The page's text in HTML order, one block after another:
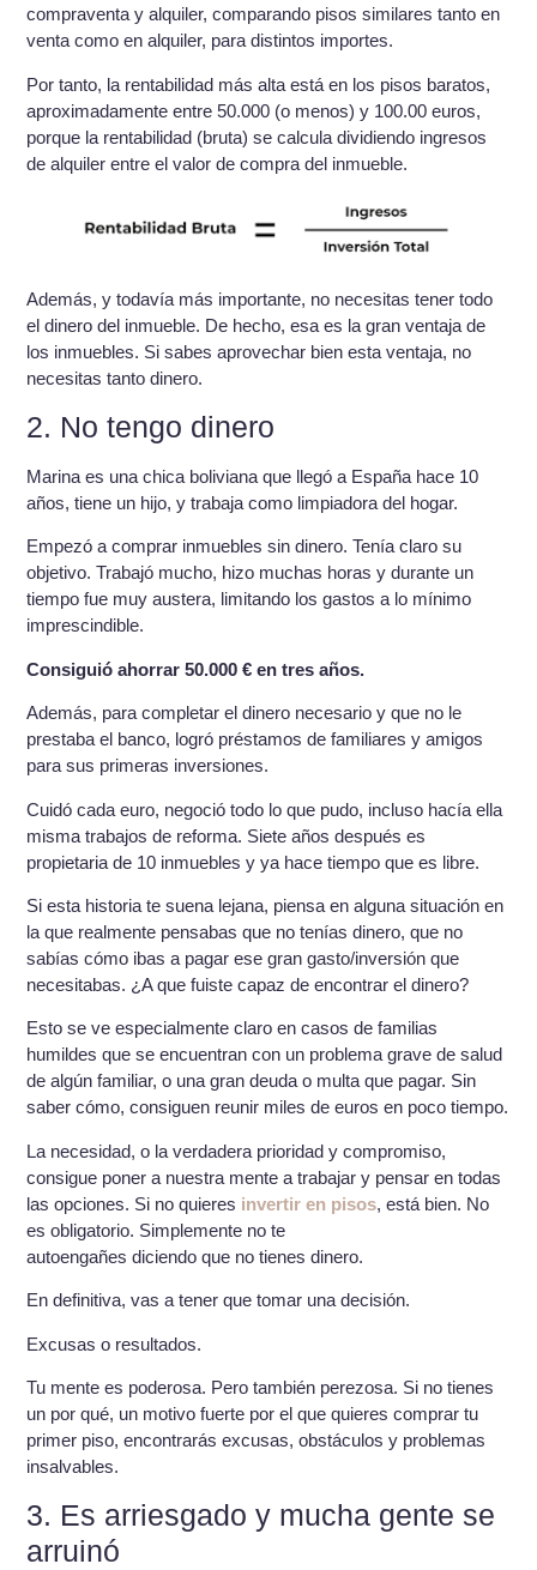
compraventa y alquiler, comparando pisos similares tanto en
venta como en alquiler, para distintos importes.
Por tanto, la rentabilidad más alta está en los pisos baratos,
aproximadamente entre 50.000 (o menos) y 100.00 euros,
porque la rentabilidad (bruta) se calcula dividiendo ingresos
de alquiler entre el valor de compra del inmueble.
Además, y todavía más importante, no necesitas tener todo
el dinero del inmueble. De hecho, esa es la gran ventaja de
los inmuebles. Si sabes aprovechar bien esta ventaja, no
necesitas tanto dinero.
2. No tengo dinero
Marina es una chica boliviana que llegó a España hace 10
años, tiene un hijo, y trabaja como limpiadora del hogar.
Empezó a comprar inmuebles sin dinero. Tenía claro su
objetivo. Trabajó mucho, hizo muchas horas y durante un
tiempo fue muy austera, limitando los gastos a lo mínimo
imprescindible.
Consiguió ahorrar 50.000 € en tres años.
Además, para completar el dinero necesario y que no le
prestaba el banco, logró préstamos de familiares y amigos
para sus primeras inversiones.
Cuidó cada euro, negoció todo lo que pudo, incluso hacía ella
misma trabajos de reforma. Siete años después es
propietaria de 10 inmuebles y ya hace tiempo que es libre.
Si esta historia te suena lejana, piensa en alguna situación en
la que realmente pensabas que no tenías dinero, que no
sabías cómo ibas a pagar ese gran gasto/inversión que
necesitabas. ¿A que fuiste capaz de encontrar el dinero?
Esto se ve especialmente claro en casos de familias
humildes que se encuentran con un problema grave de salud
de algún familiar, o una gran deuda o multa que pagar. Sin
saber cómo, consiguen reunir miles de euros en poco tiempo.
La necesidad, o la verdadera prioridad y compromiso,
consigue poner a nuestra mente a trabajar y pensar en todas
las opciones. Si no quieres invertir en pisos, está bien. No
es obligatorio. Simplemente no te
autoengañes diciendo que no tienes dinero.
En definitiva, vas a tener que tomar una decisión.
Excusas o resultados.
Tu mente es poderosa. Pero también perezosa. Si no tienes
un por qué, un motivo fuerte por el que quieres comprar tu
primer piso, encontrarás excusas, obstáculos y problemas
insalvables.
3. Es arriesgado y mucha gente se
arruinó